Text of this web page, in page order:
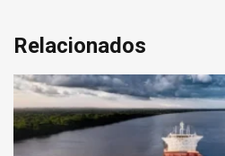
Relacionados